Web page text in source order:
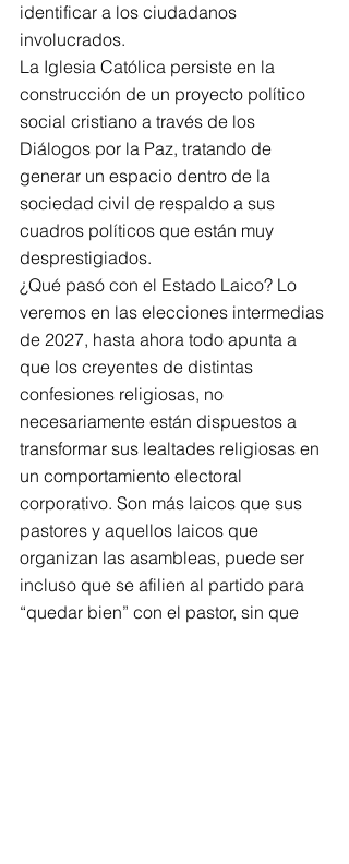
identificar a los ciudadanos
involucrados.
La Iglesia Católica persiste en la
construcción de un proyecto político
social cristiano a través de los
Diálogos por la Paz, tratando de
generar un espacio dentro de la
sociedad civil de respaldo a sus
cuadros políticos que están muy
desprestigiados.
¿Qué pasó con el Estado Laico? Lo
veremos en las elecciones intermedias
de 2027, hasta ahora todo apunta a
que los creyentes de distintas
confesiones religiosas, no
necesariamente están dispuestos a
transformar sus lealtades religiosas en
un comportamiento electoral
corporativo. Son más laicos que sus
pastores y aquellos laicos que
organizan las asambleas, puede ser
incluso que se afilien al partido para
“quedar bien” con el pastor, sin que